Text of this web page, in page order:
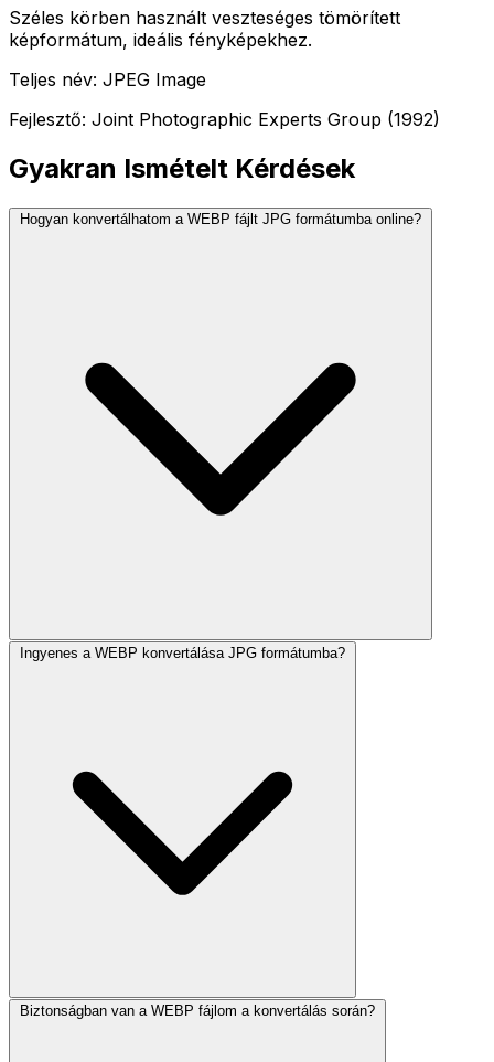
Széles körben használt veszteséges tömörített
képformátum, ideális fényképekhez.
Teljes név: JPEG Image
Fejlesztő: Joint Photographic Experts Group (1992)
Gyakran Ismételt Kérdések
Hogyan konvertálhatom a WEBP fájlt JPG formátumba online?
Ingyenes a WEBP konvertálása JPG formátumba?
Biztonságban van a WEBP fájlom a konvertálás során?